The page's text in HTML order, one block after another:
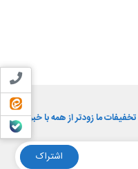
تماس
ایتا
بله
ما زودتر از همه با خبر
اشتراک